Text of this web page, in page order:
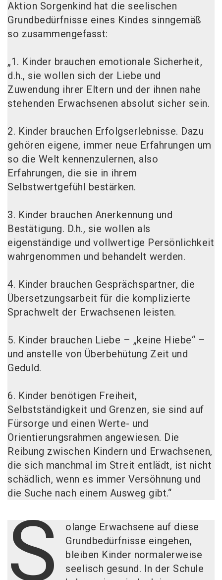
Aktion Sorgenkind hat die seelischen
Grundbedürfnisse eines Kindes sinngemäß
so zusammengefasst:
„1. Kinder brauchen emotionale Sicherheit,
d.h., sie wollen sich der Liebe und
Zuwendung ihrer Eltern und der ihnen nahe
stehenden Erwachsenen absolut sicher sein.
2. Kinder brauchen Erfolgserlebnisse. Dazu
gehören eigene, immer neue Erfahrungen um
so die Welt kennenzulernen, also
Erfahrungen, die sie in ihrem
Selbstwertgefühl bestärken.
3. Kinder brauchen Anerkennung und
Bestätigung. D.h., sie wollen als
eigenständige und vollwertige Persönlichkeit
wahrgenommen und behandelt werden.
4. Kinder brauchen Gesprächspartner, die
Übersetzungsarbeit für die komplizierte
Sprachwelt der Erwachsenen leisten.
5. Kinder brauchen Liebe – „keine Hiebe“ –
und anstelle von Überbehütung Zeit und
Geduld.
6. Kinder benötigen Freiheit,
Selbstständigkeit und Grenzen, sie sind auf
Fürsorge und einen Werte- und
Orientierungsrahmen angewiesen. Die
Reibung zwischen Kindern und Erwachsenen,
die sich manchmal im Streit entlädt, ist nicht
schädlich, wenn es immer Versöhnung und
die Suche nach einem Ausweg gibt.“
S
olange Erwachsene auf diese
Grundbedürfnisse eingehen,
bleiben Kinder normalerweise
seelisch gesund. In der Schule